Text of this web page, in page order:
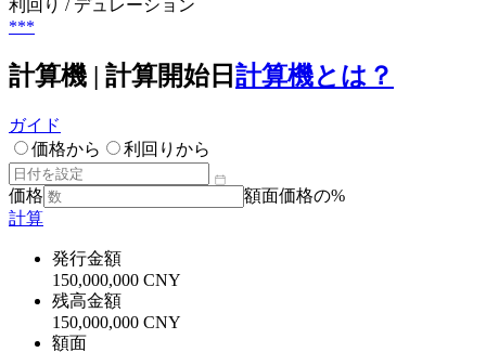
利回り / デュレーション
***
計算機 | 計算開始日 計算機とは？
ガイド
価格から
利回りから
価格
額面価格の%
計算
発行金額
150,000,000 CNY
残高金額
150,000,000 CNY
額面